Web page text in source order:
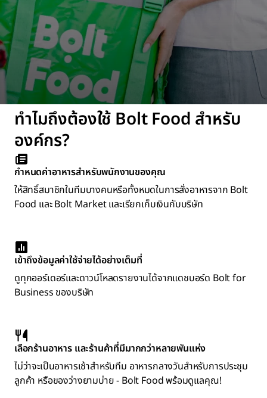
ทำไมถึงต้องใช้ Bolt Food สำหรับ
องค์กร?
กำหนดค่าอาหารสำหรับพนักงานของคุณ
ให้สิทธิ์สมาชิกในทีมบางคนหรือทั้งหมดในการสั่งอาหารจาก Bolt
Food และ Bolt Market และเรียกเก็บเงินกับบริษัท
เข้าถึงข้อมูลค่าใช้จ่ายได้อย่างเต็มที่
ดูทุกออร์เดอร์และดาวน์โหลดรายงานได้จากแดชบอร์ด Bolt for
Business ของบริษัท
เลือกร้านอาหาร และร้านค้าที่มีมากกว่าหลายพันแห่ง
ไม่ว่าจะเป็นอาหารเช้าสำหรับทีม อาหารกลางวันสำหรับการประชุม
ลูกค้า หรือของว่างยามบ่าย - Bolt Food พร้อมดูแลคุณ!